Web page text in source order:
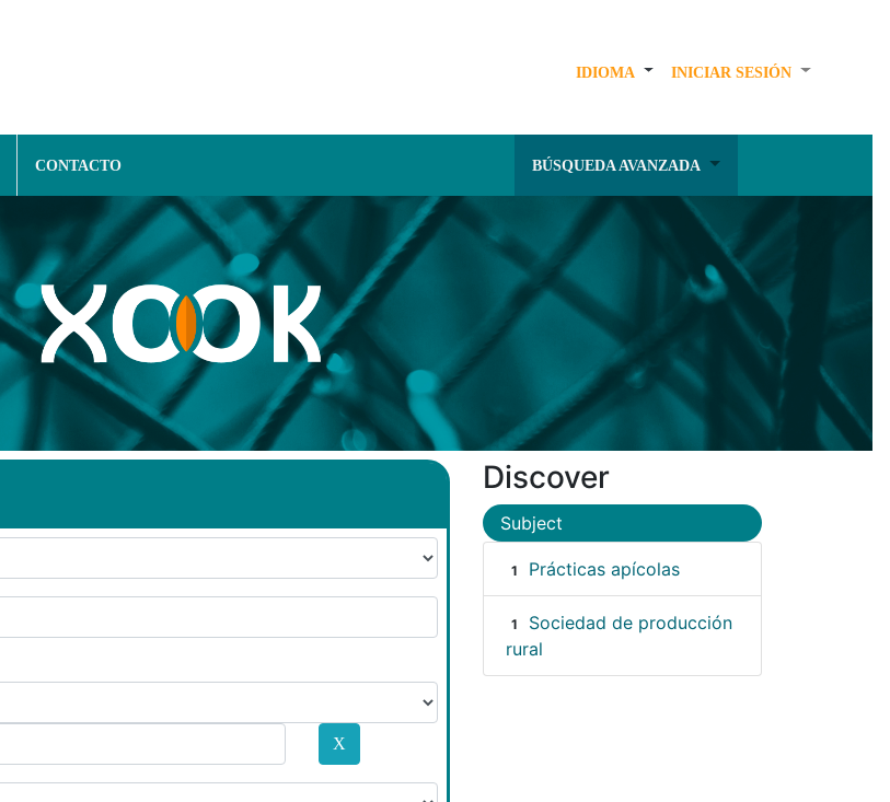
IDIOMA INICIAR SESIÓN
CONTACTO BÚSQUEDA AVANZADA
Discover
Subject
1 Prácticas apícolas
1
Sociedad de producción
rural